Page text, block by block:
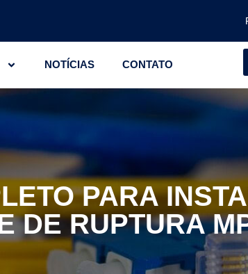
NOTÍCIAS CONTATO
PARA
DE RUPTURA